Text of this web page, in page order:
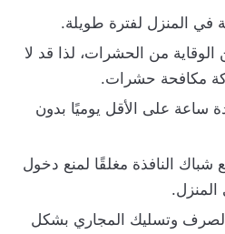
المنزل لفترة طويلة.
تعتبر 99% من الوقاية من الحشرات، لذا قد لا
مكافحة حشرات.
ساعة على الأقل يوميًا بدون
شباك النافذة مغلقًا لمنع دخول
وتسليك المجاري بشكل